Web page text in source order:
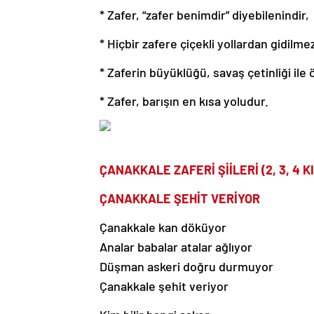
* Zafer, “zafer benimdir” diyebilenindir,
* Hiçbir zafere çiçekli yollardan
* Zaferin büyüklüğü, savaş çetinliği ile
* Zafer, barışın en kısa yoludur.
ÇANAKKALE ZAFERİ ŞİİLERİ (2, 3, 4
ÇANAKKALE ŞEHİT VERİYOR
Çanakkale kan döküyor
Analar babalar atalar ağlıyor
Düşman askeri doğru durmuyor
Çanakkale şehit veriyor